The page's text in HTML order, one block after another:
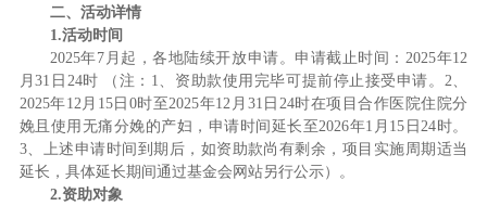
二、活动详情
1.活动时间
2025年7月起，各地陆续开放申请。申请截止时间：2025年12
月31日24时 （注：1、资助款使用完毕可提前停止接受申请。2、
2025年12月15日0时至2025年12月31日24时在项目合作医院住院分
娩且使用无痛分娩的产妇，申请时间延长至2026年1月15日24时。
3、上述申请时间到期后，如资助款尚有剩余，项目实施周期适当
延长，具体延长期间通过基金会网站另行公示）。
2.资助对象